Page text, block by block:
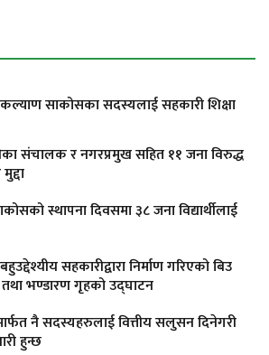
साकोसका सदस्यलाई सहकारी शिक्षा
संचालक र नगरप्रमुख सहित ११ जना विरुद्ध
स्थापना दिवसमा ३८ जना विद्यार्थीलाई
सहकारीद्वारा निर्माण गरिएको बिउ
तथा भण्डारण गृहको उद्घाटन
नै सदस्यहरुलाई वित्तीय सलुसन दिनेगरी
हुन्छ